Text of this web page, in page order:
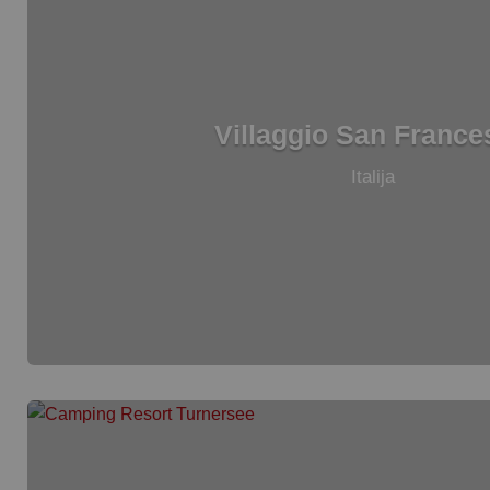
Villaggio San
Italija